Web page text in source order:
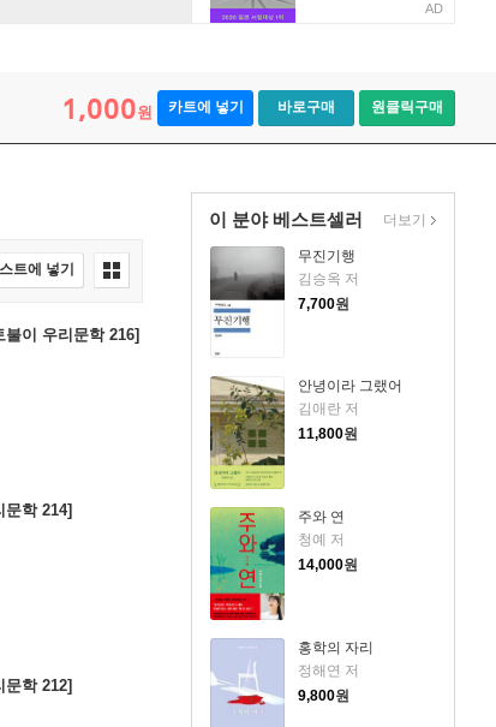
AD
1,000원 카트에 넣기 바로구매 원클릭구매
이 분야 베스트셀러
무진기행
김승옥 저
7,700원
안녕이라 그랬어
김애란 저
11,800원
주와 연
청예 저
14,000원
홍학의 자리
정해연 저
9,800원
더보기
트에 넣기
이 우리문학 216]
문학 214]
문학 212]